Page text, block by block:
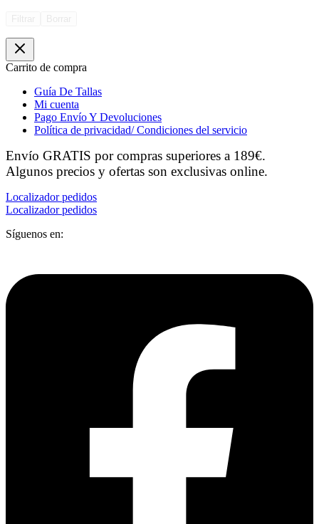
Carrito de compra
Guía De Tallas
Mi cuenta
Pago Envío Y Devoluciones
Política de privacidad/ Condiciones del servicio
Envío GRATIS por compras superiores a 189€.
Algunos precios y ofertas son exclusivas online.
Localizador pedidos
Localizador pedidos
Síguenos en: